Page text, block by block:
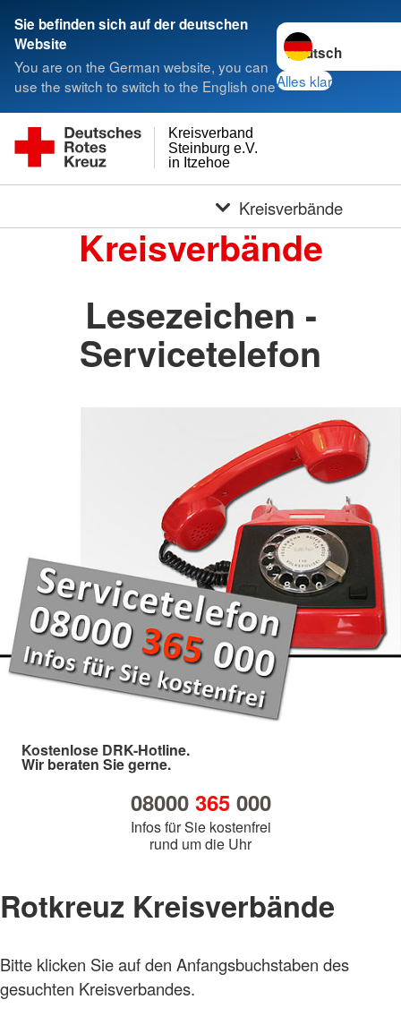
Sie befinden sich auf der deutschen
Website
You are on the German website, you can
use the switch to switch to the English one
Sprache wechseln
Alles klar
in Itzehoe
Steinburg e.V.
Kreisverband
Kreisverbände
Kreisverbände
Lesezeichen -
Servicetelefon
Kostenlose DRK-Hotline.
Wir beraten Sie gerne.
08000 365000
Infos für Sie kostenfrei
rund um die Uhr
Rotkreuz Kreisverbände
Bitte klicken Sie auf den Anfangsbuchstaben des
gesuchten Kreisverbandes.